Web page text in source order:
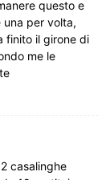
questo e
per volta,
finito il girone di
me le
casalinghe